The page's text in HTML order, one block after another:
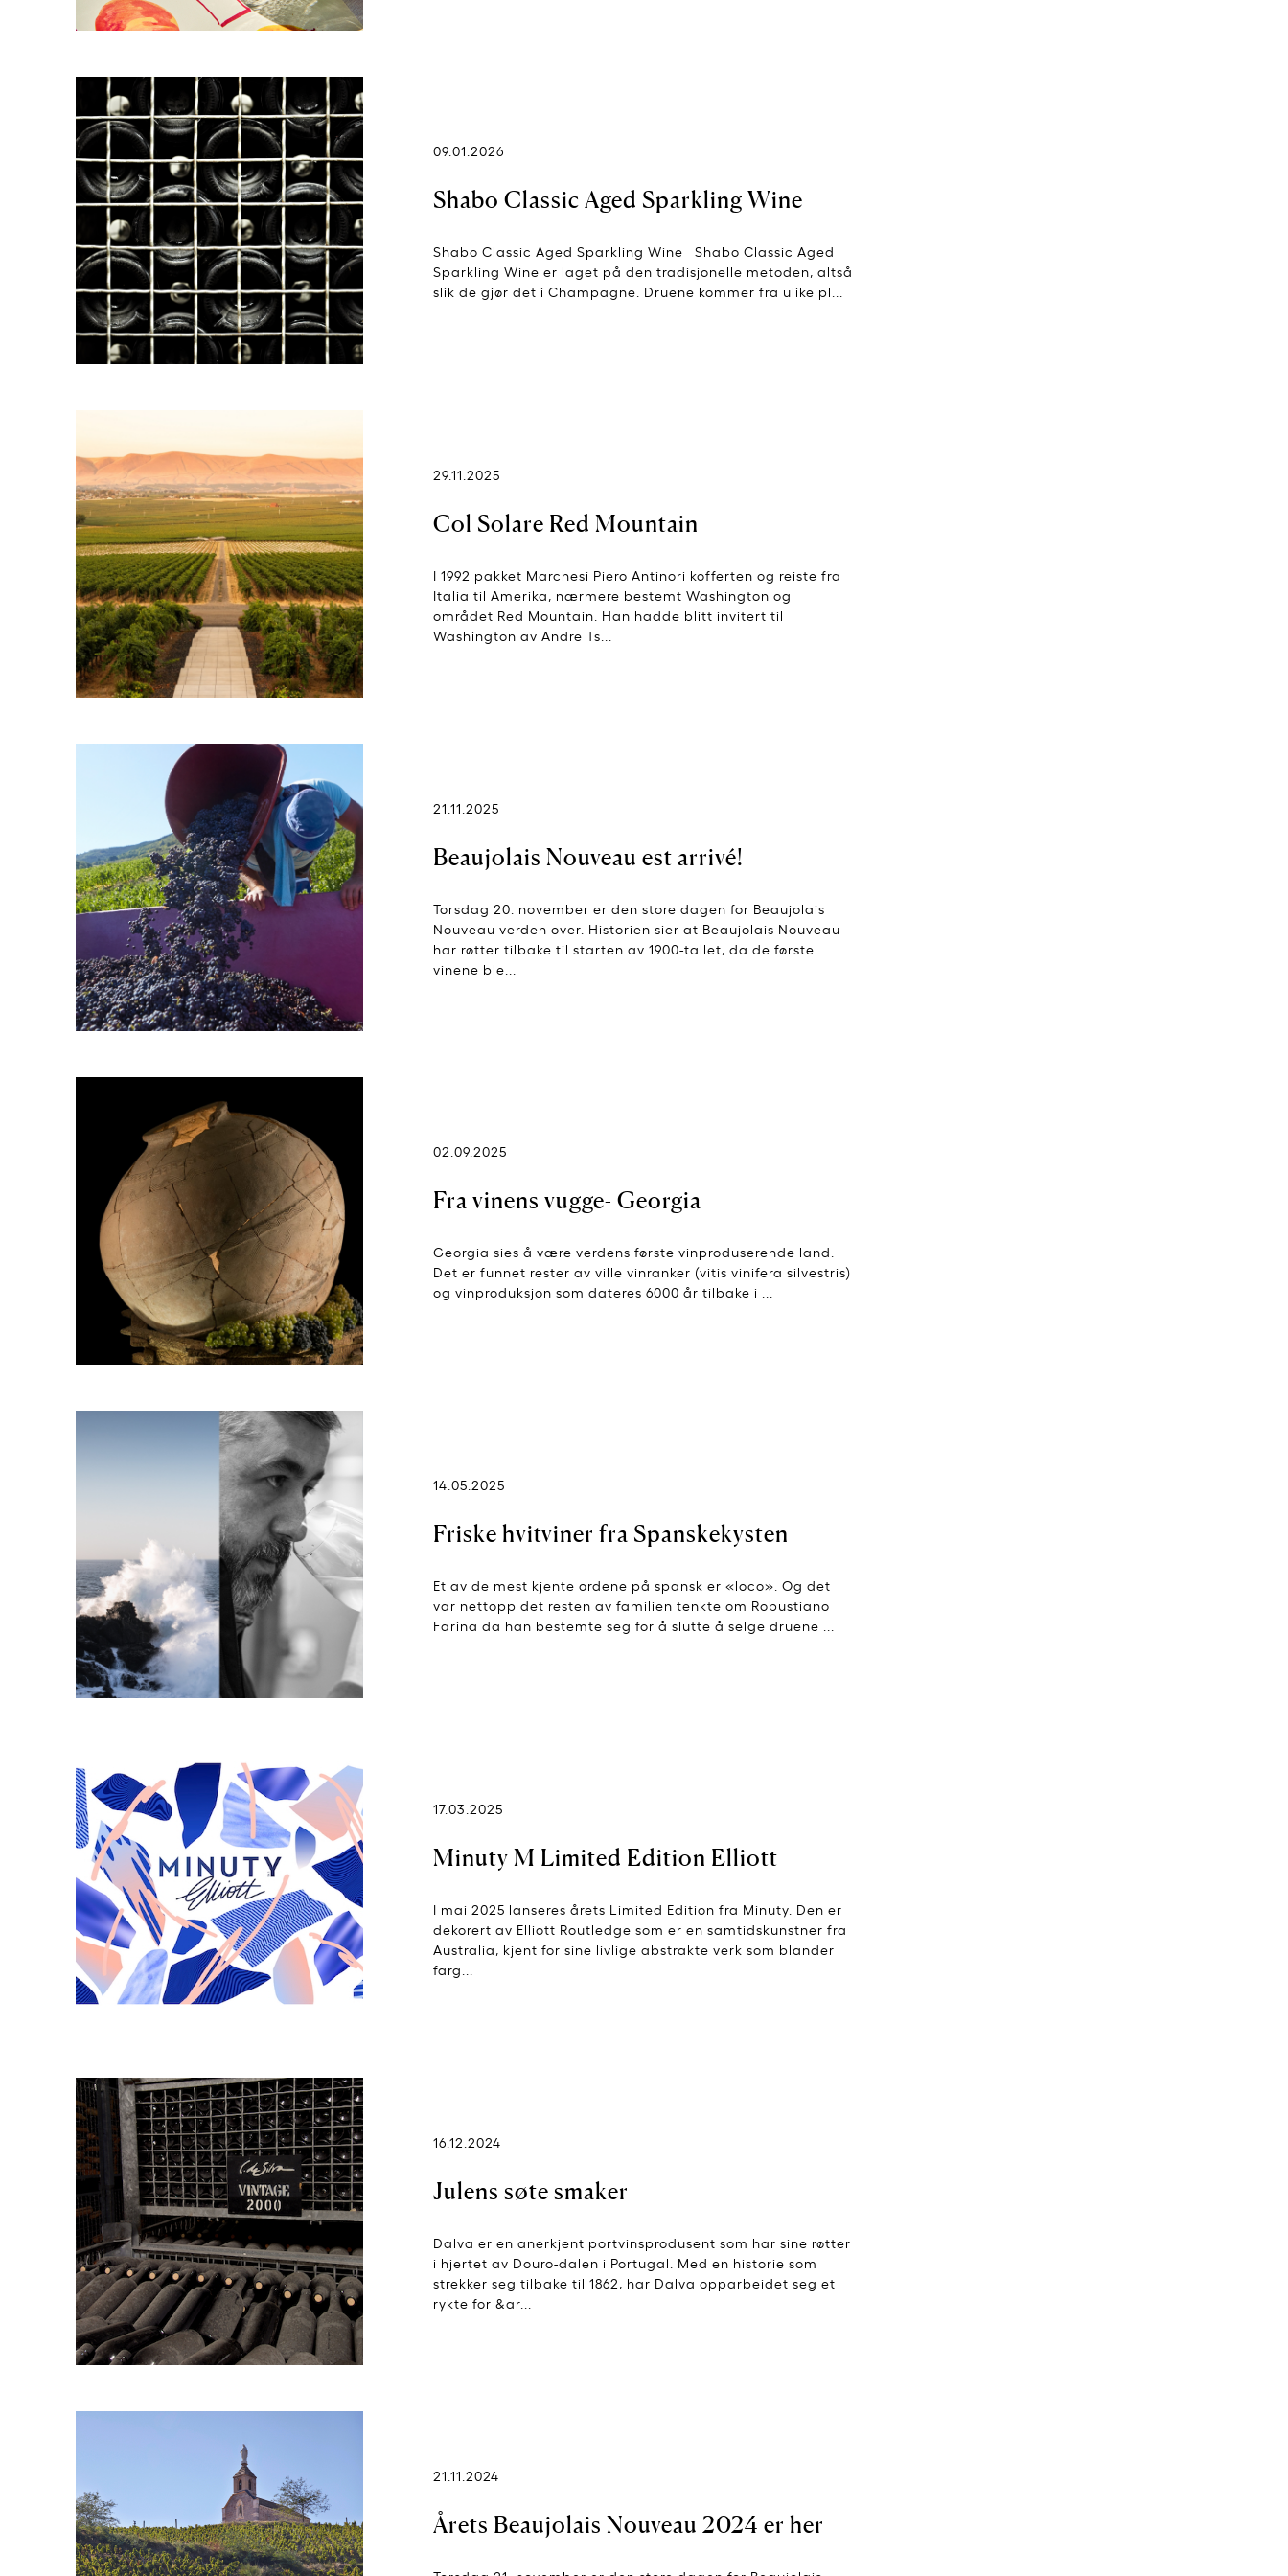
09.01.2026
Shabo Classic Aged Sparkling Wine
Shabo Classic Aged Sparkling Wine Shabo Classic Aged
Sparkling Wine er laget på den tradisjonelle metoden, altså
slik de gjør det i Champagne. Druene kommer fra ulike pl...
29.11.2025
Col Solare Red Mountain
I 1992 pakket Marchesi Piero Antinori kofferten og reiste fra
Italia til Amerika, nærmere bestemt Washington og
området Red Mountain. Han hadde blitt invitert til
Washington av Andre Ts...
21.11.2025
Beaujolais Nouveau est arrivé!
Torsdag 20. november er den store dagen for Beaujolais
Nouveau verden over. Historien sier at Beaujolais Nouveau
har røtter tilbake til starten av 1900-tallet, da de første
vinene ble...
02.09.2025
Fra vinens vugge- Georgia
Georgia sies å være verdens første vinproduserende land.
Det er funnet rester av ville vinranker (vitis vinifera silvestris)
og vinproduksjon som dateres 6000 år tilbake i ...
14.05.2025
Friske hvitviner fra Spanskekysten
Et av de mest kjente ordene på spansk er «loco». Og det
var nettopp det resten av familien tenkte om Robustiano
Farina da han bestemte seg for å slutte å selge druene ...
17.03.2025
Minuty M Limited Edition Elliott
I mai 2025 lanseres årets Limited Edition fra Minuty. Den er
dekorert av Elliott Routledge som er en samtidskunstner fra
Australia, kjent for sine livlige abstrakte verk som blander
farg...
16.12.2024
Julens søte smaker
Dalva er en anerkjent portvinsprodusent som har sine røtter
i hjertet av Douro-dalen i Portugal. Med en historie som
strekker seg tilbake til 1862, har Dalva opparbeidet seg et
rykte for &ar...
21.11.2024
Årets Beaujolais Nouveau 2024 er her